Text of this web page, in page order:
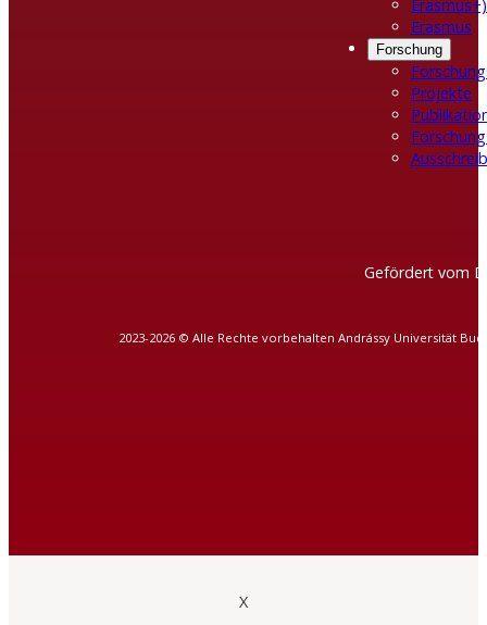
Erasmus
Forschung
Projekte
Gefördert vom
2023-2026 © Alle Rechte vorbehalten Andrássy Universität
X